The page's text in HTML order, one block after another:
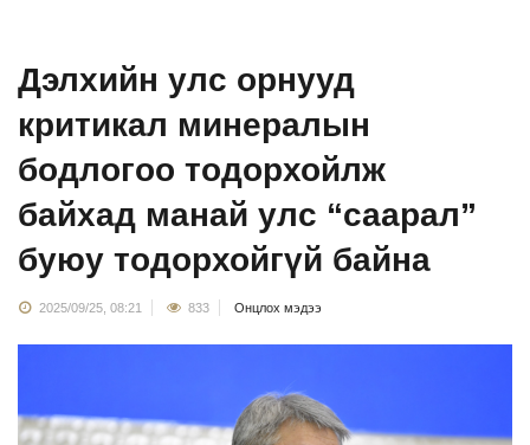
Дэлхийн улс орнууд
критикал минералын
бодлогоо тодорхойлж
байхад манай улс “саарал”
буюу тодорхойгүй байна
2025/09/25, 08:21 833 Онцлох мэдээ